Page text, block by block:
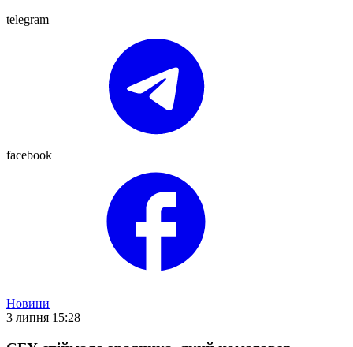
telegram
facebook
Новини
3 липня 15:28